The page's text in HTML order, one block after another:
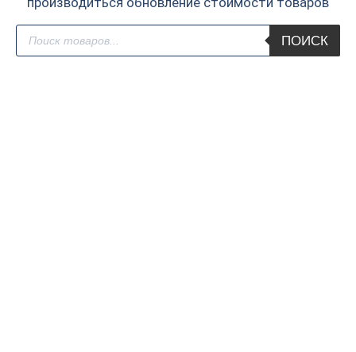
Поиск
товаров
ПОИСК